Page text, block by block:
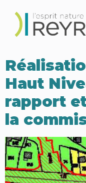
Haut
rapport
la